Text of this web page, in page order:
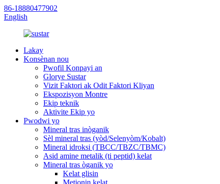
86-18880477902
English
Lakay
Konsènan nou
Pwofil Konpayi an
Glorye Sustar
Vizit Faktori ak Odit Faktori Kliyan
Ekspozisyon Montre
Ekip teknik
Aktivite Ekip yo
Pwodwi yo
Mineral tras inòganik
Sèl mineral tras (yòd/Selenyòm/Kobalt)
Mineral idroksi (TBCC/TBZC/TBMC)
Asid amine metalik (ti peptid) kelat
Mineral tras òganik yo
Kelat glisin
Metionin kelat